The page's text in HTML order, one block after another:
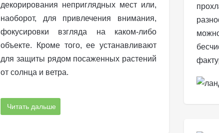
декорирования неприглядных мест или,
наоборот, для привлечения внимания,
фокусировки взгляда на каком-либо
объекте. Кроме того, ее устанавливают
для защиты рядом посаженных растений
от солнца и ветра.
Читать дальше